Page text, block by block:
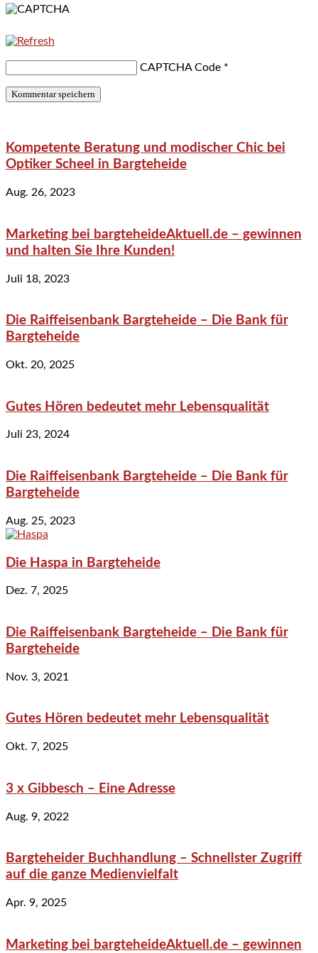
CAPTCHA Code *
Kompetente Beratung und modischer Chic bei
Optiker Scheel in Bargteheide
Aug. 26, 2023
Marketing bei bargteheideAktuell.de – gewinnen
und halten Sie Ihre Kunden!
Juli 18, 2023
Die Raiffeisenbank Bargteheide – Die Bank für
Bargteheide
Okt. 20, 2025
Gutes Hören bedeutet mehr Lebensqualität
Juli 23, 2024
Die Raiffeisenbank Bargteheide – Die Bank für
Bargteheide
Aug. 25, 2023
Die Haspa in Bargteheide
Dez. 7, 2025
Die Raiffeisenbank Bargteheide – Die Bank für
Bargteheide
Nov. 3, 2021
Gutes Hören bedeutet mehr Lebensqualität
Okt. 7, 2025
3 x Gibbesch – Eine Adresse
Aug. 9, 2022
Bargteheider Buchhandlung – Schnellster Zugriff
auf die ganze Medienvielfalt
Apr. 9, 2025
Marketing bei bargteheideAktuell.de – gewinnen